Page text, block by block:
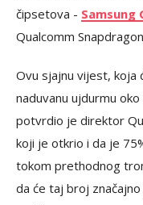
čipsetova - Samsung
Qualcomm
Ovu sjajnu vijest, koja
naduvanu ujdurmu
potvrdio je direktor
koji je otkrio i da je
tokom prethodnog
da će taj broj